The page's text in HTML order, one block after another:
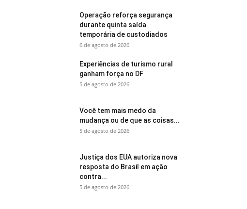
Operação reforça segurança
durante quinta saída
temporária de custodiados
6 de agosto de 2026
Experiências de turismo rural
ganham força no DF
5 de agosto de 2026
Você tem mais medo da
mudança ou de que as coisas...
5 de agosto de 2026
Justiça dos EUA autoriza nova
resposta do Brasil em ação
contra...
5 de agosto de 2026